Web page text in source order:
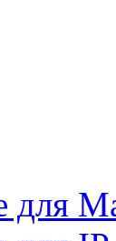
для